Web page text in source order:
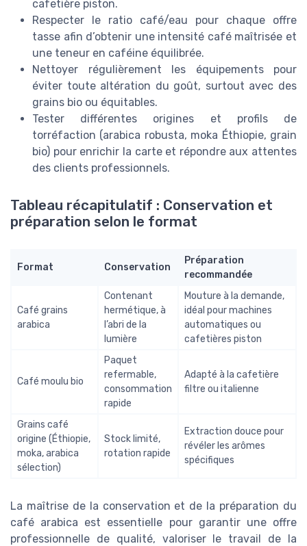
cafetière piston.
Respecter le ratio café/eau pour chaque offre
tasse afin d’obtenir une intensité café maîtrisée et
une teneur en caféine équilibrée.
Nettoyer régulièrement les équipements pour
éviter toute altération du goût, surtout avec des
grains bio ou équitables.
Tester différentes origines et profils de
torréfaction (arabica robusta, moka Éthiopie, grain
bio) pour enrichir la carte et répondre aux attentes
des clients professionnels.
Tableau récapitulatif : Conservation et
préparation selon le format
Format Conservation
Préparation
recommandée
Café grains
arabica
Contenant
hermétique, à
l’abri de la
lumière
Mouture à la demande,
idéal pour machines
automatiques ou
cafetières piston
Café moulu bio
Paquet
refermable,
consommation
rapide
Adapté à la cafetière
filtre ou italienne
Grains café
origine (Éthiopie,
moka, arabica
sélection)
Stock limité,
rotation rapide
Extraction douce pour
révéler les arômes
spécifiques
La maîtrise de la conservation et de la préparation du
café arabica est essentielle pour garantir une offre
professionnelle de qualité, valoriser le travail de la